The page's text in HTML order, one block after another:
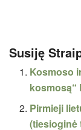
Susiję
Kosmoso
kosmosą“
Pirmieji
(tiesioginė